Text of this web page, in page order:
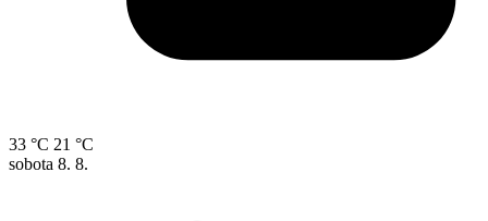
33 °C 21 °C
sobota 8. 8.